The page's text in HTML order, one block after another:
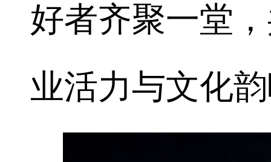
好者齐聚一堂
业活力与文化